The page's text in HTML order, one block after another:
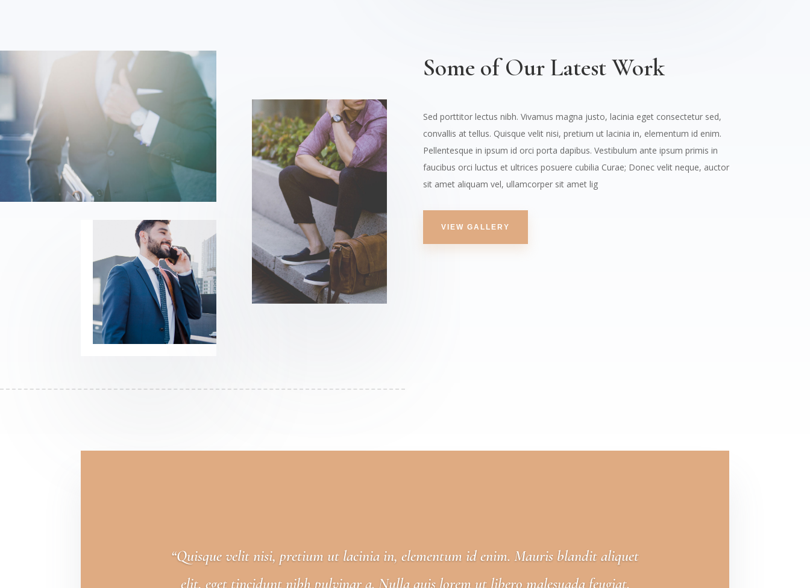
Some of Our Latest Work
Sed porttitor lectus nibh. Vivamus magna justo, lacinia eget consectetur sed,
convallis at tellus. Quisque velit nisi, pretium ut lacinia in, elementum id enim.
Pellentesque in ipsum id orci porta dapibus. Vestibulum ante ipsum primis in
faucibus orci luctus et ultrices posuere cubilia Curae; Donec velit neque, auctor
sit amet aliquam vel, ullamcorper sit amet lig
VIEW GALLERY
“Quisque velit nisi, pretium ut lacinia in, elementum id enim. Mauris blandit aliquet
elit, eget tincidunt nibh pulvinar a. Nulla quis lorem ut libero malesuada feugiat.